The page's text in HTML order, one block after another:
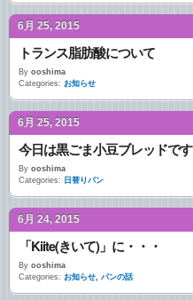
6月 25, 2015
トランス脂肪酸について
By ooshima
Categories: お知らせ
6月 25, 2015
今日は黒ごま小豆ブレッドです
By ooshima
Categories: 日替りパン
6月 24, 2015
「Kiite(きいて)」に・・・
By ooshima
Categories: お知らせ, パンの話